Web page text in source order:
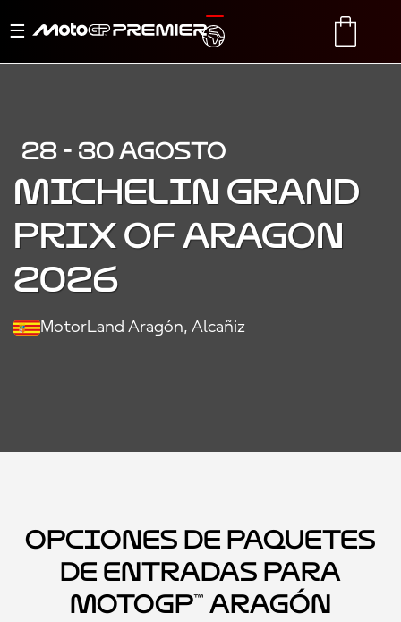
Alternar
TRANSLATE
28 - 30 AGOSTO
MICHELIN GRAND
PRIX OF ARAGON
2026
MotorLand Aragón, Alcañiz
Opciones de paquetes
de entradas para
MotoGP™ Aragón